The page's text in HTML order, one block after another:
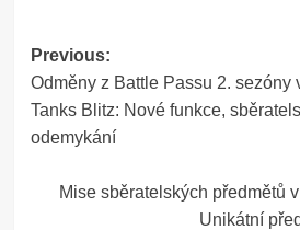
Post
navigation
Previous:
Odměny z Battle Passu 2. sezóny
Tanks Blitz: Nové funkce,
odemykání
Mise sběratelských předmětů
Unikátní